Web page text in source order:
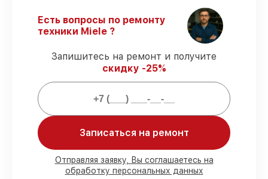
соблюдаем сроки восстановления
варочной панели KM 5814, согласованные
с клиентом.
– обслуживаем
варочных панелей всегда со строгим
соблюдением гарантийных обязательств.
Мы гарантируем:
работ в вашем присутствии
90%комплектующих для варочных
панелей имеются в наличии или
доступны для быстрой доставки
Есть вопросы по ремонту
техники Miele ?
Запишитесь на ремонт и получите
скидку -25%
Записаться на ремонт
Отправляя заявку, Вы соглашаетесь на
обработку персональных данных